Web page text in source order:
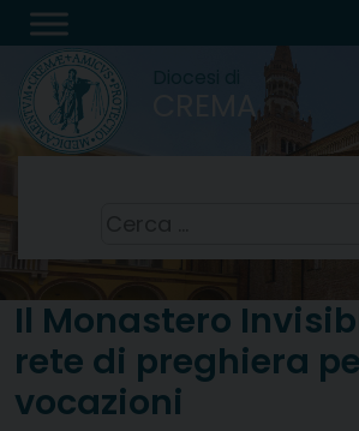
Skip
to
content
CREMA
Il Monastero
rete di preghiera
vocazioni